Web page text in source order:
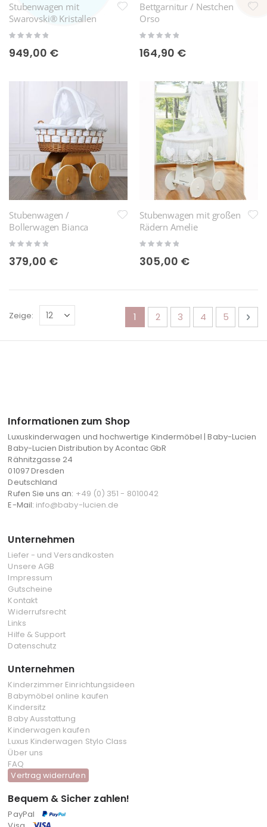
Stubenwagen mit
Swarovski® Kristallen
Rating:
949,00 €
Bettgarnitur / Nestchen
Orso
Rating:
164,90 €
Stubenwagen /
Bollerwagen Bianca
Rating:
379,00 €
Stubenwagen mit großen
Rädern Amelie
Rating:
305,00 €
Seite
Sie lesen gerade die Seite
1 Seite
2 Seite
3 Seite
4 Seite
5
Zeige
Informationen zum Shop
Luxuskinderwagen und hochwertige Kindermöbel | Baby-Lucien
Baby-Lucien Distribution by Acontac GbR
Rähnitzgasse 24
01097 Dresden
Deutschland
Rufen Sie uns an: +49 (0) 351 - 8010042
E-Mail: info@baby-lucien.de
Unternehmen
Liefer - und Versandkosten
Unsere AGB
Impressum
Gutscheine
Kontakt
Widerrufsrecht
Links
Hilfe & Support
Datenschutz
Unternehmen
Kinderzimmer Einrichtungsideen
Babymöbel online kaufen
Kindersitz
Baby Ausstattung
Kinderwagen kaufen
Luxus Kinderwagen Stylo Class
Über uns
FAQ
Vertrag widerrufen
Bequem & Sicher zahlen!
PayPal